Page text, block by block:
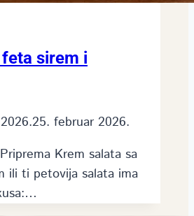
sirem i
25. februar 2026.
Krem salata sa
ili ti petovija salata ima